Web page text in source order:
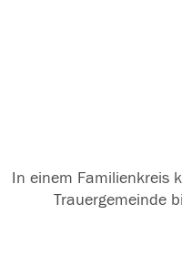
In einem Familienkreis
Trauergemeinde